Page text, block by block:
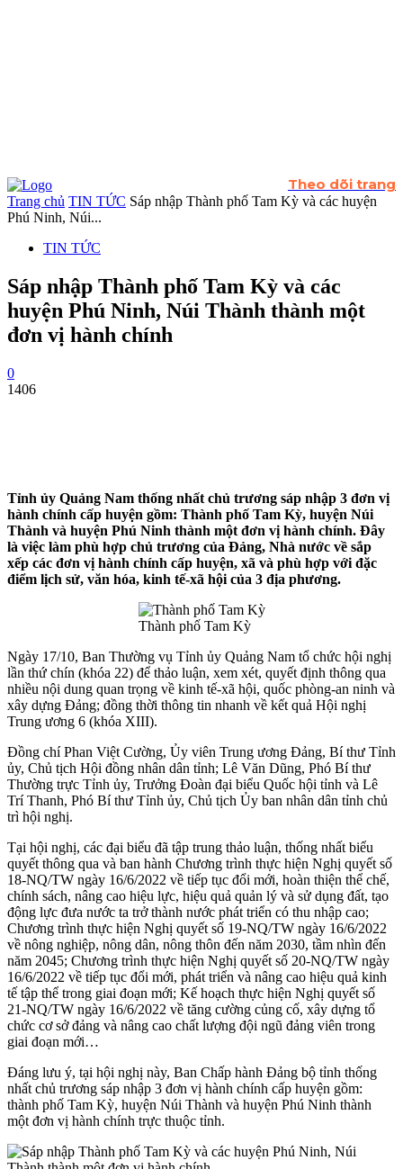
Theo dõi trang
Trang chủ TIN TỨC Sáp nhập Thành phố Tam Kỳ và các huyện
Phú Ninh, Núi...
TIN TỨC
Sáp nhập Thành phố Tam Kỳ và các
huyện Phú Ninh, Núi Thành thành một
đơn vị hành chính
0
1406
Tỉnh ủy Quảng Nam thống nhất chủ trương sáp nhập 3 đơn vị
hành chính cấp huyện gồm: Thành phố Tam Kỳ, huyện Núi
Thành và huyện Phú Ninh thành một đơn vị hành chính. Đây
là việc làm phù hợp chủ trương của Đảng, Nhà nước về sắp
xếp các đơn vị hành chính cấp huyện, xã và phù hợp với đặc
điểm lịch sử, văn hóa, kinh tế-xã hội của 3 địa phương.
Thành phố Tam Kỳ
Ngày 17/10, Ban Thường vụ Tỉnh ủy Quảng Nam tổ chức hội nghị
lần thứ chín (khóa 22) để thảo luận, xem xét, quyết định thông qua
nhiều nội dung quan trọng về kinh tế-xã hội, quốc phòng-an ninh và
xây dựng Đảng; đồng thời thông tin nhanh về kết quả Hội nghị
Trung ương 6 (khóa XIII).
Đồng chí Phan Việt Cường, Ủy viên Trung ương Đảng, Bí thư Tỉnh
ủy, Chủ tịch Hội đồng nhân dân tỉnh; Lê Văn Dũng, Phó Bí thư
Thường trực Tỉnh ủy, Trưởng Đoàn đại biểu Quốc hội tỉnh và Lê
Trí Thanh, Phó Bí thư Tỉnh ủy, Chủ tịch Ủy ban nhân dân tỉnh chủ
trì hội nghị.
Tại hội nghị, các đại biểu đã tập trung thảo luận, thống nhất biểu
quyết thông qua và ban hành Chương trình thực hiện Nghị quyết số
18-NQ/TW ngày 16/6/2022 về tiếp tục đổi mới, hoàn thiện thể chế,
chính sách, nâng cao hiệu lực, hiệu quả quản lý và sử dụng đất, tạo
động lực đưa nước ta trở thành nước phát triển có thu nhập cao;
Chương trình thực hiện Nghị quyết số 19-NQ/TW ngày 16/6/2022
về nông nghiệp, nông dân, nông thôn đến năm 2030, tầm nhìn đến
năm 2045; Chương trình thực hiện Nghị quyết số 20-NQ/TW ngày
16/6/2022 về tiếp tục đổi mới, phát triển và nâng cao hiệu quả kinh
tế tập thể trong giai đoạn mới; Kế hoạch thực hiện Nghị quyết số
21-NQ/TW ngày 16/6/2022 về tăng cường củng cố, xây dựng tổ
chức cơ sở đảng và nâng cao chất lượng đội ngũ đảng viên trong
giai đoạn mới…
Đáng lưu ý, tại hội nghị này, Ban Chấp hành Đảng bộ tỉnh thống
nhất chủ trương sáp nhập 3 đơn vị hành chính cấp huyện gồm:
thành phố Tam Kỳ, huyện Núi Thành và huyện Phú Ninh thành
một đơn vị hành chính trực thuộc tỉnh.